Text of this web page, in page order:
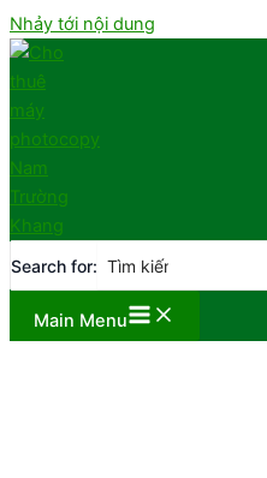
Nhảy tới nội dung
Search for:
Main Menu